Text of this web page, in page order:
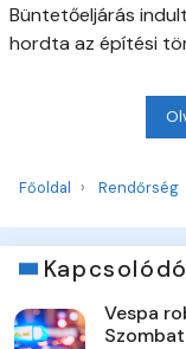
Büntetőeljárás
hordta az építési
Főoldal Rendőrség
Kapcsolódó
Vespa